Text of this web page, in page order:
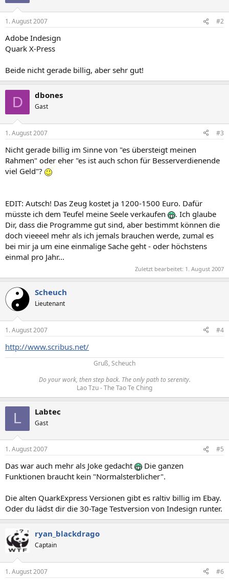
1. August 2007 #2
Adobe Indesign
Quark X-Press
Beide nicht gerade billig, aber sehr gut!
D dbones
Gast
1. August 2007 #3
Nicht gerade billig im Sinne von "es übersteigt meinen
Rahmen" oder eher "es ist auch schon für Besserverdienende
viel Geld"?
EDIT: Autsch! Das Zeug kostet ja 1200-1500 Euro. Dafür
müsste ich dem Teufel meine Seele verkaufen
. Ich glaube
Dir, dass die Programme gut sind, aber bestimmt können die
doch vieeeel mehr als ich jemals brauchen werde, zumal es
bei mir ja um eine einmalige Sache geht - oder höchstens
einmal pro Jahr...
Zuletzt bearbeitet: 1. August 2007
Scheuch
Lieutenant
1. August 2007 #4
http://www.scribus.net/
Gruß, Scheuch
Do your work, then step back. The only path to serenity.
Lao Tzu - The Tao Te Ching​
L Labtec
Gast
1. August 2007 #5
Das war auch mehr als Joke gedacht
Die ganzen
Funktionen braucht kein "Normalsterblicher".
Die alten QuarkExpress Versionen gibt es raltiv billig im Ebay.
Oder du lädst dir die 30-Tage Testversion von Indesign runter.
ryan_blackdrago
Captain
1. August 2007 #6